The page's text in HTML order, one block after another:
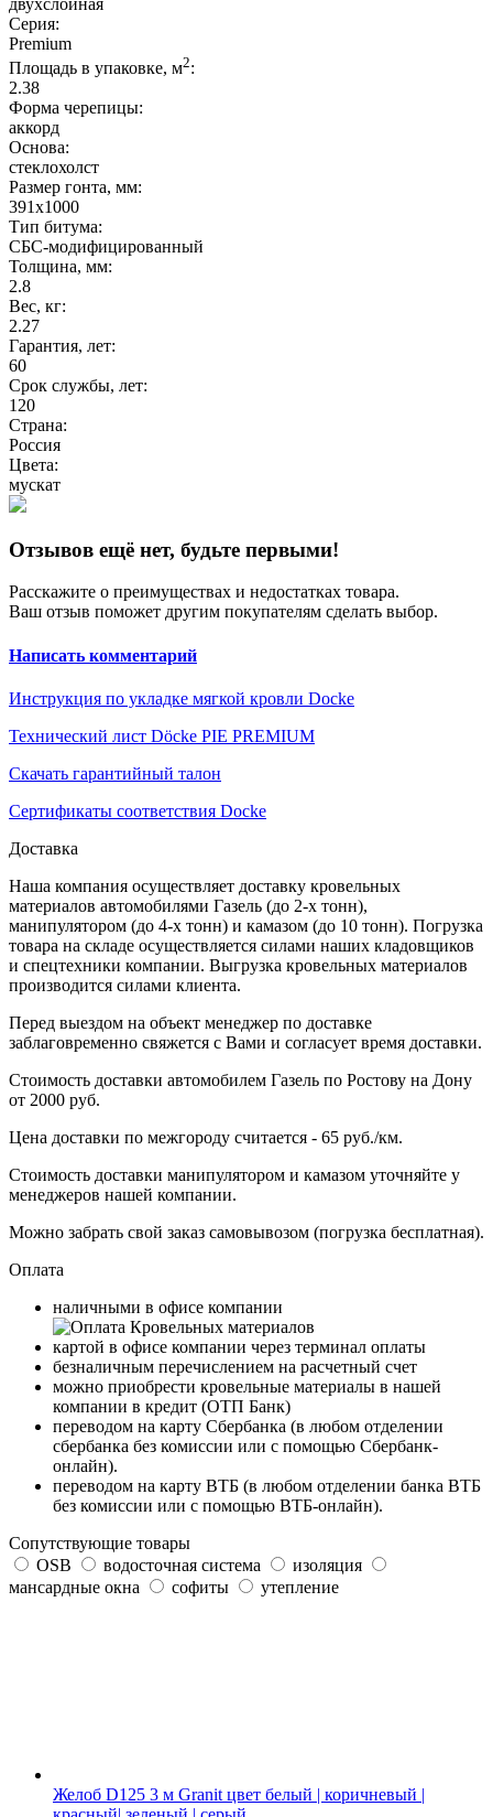
Серия:
Premium
Площадь в упаковке, м2:
2.38
Форма черепицы:
аккорд
Основа:
стеклохолст
Размер гонта, мм:
391x1000
Тип битума:
СБС-модифицированный
Толщина, мм:
2.8
Вес, кг:
2.27
Гарантия, лет:
60
Срок службы, лет:
120
Страна:
Россия
Цвета:
мускат
Отзывов ещё нет, будьте первыми!
Расскажите о преимуществах и недостатках товара.
Ваш отзыв поможет другим покупателям сделать выбор.
Написать комментарий
Инструкция по укладке мягкой кровли Docke
Технический лист Döcke PIE PREMIUM
Скачать гарантийный талон
Сертификаты соответствия Docke
Доставка
Наша компания осуществляет доставку кровельных
материалов автомобилями Газель (до 2-х тонн),
манипулятором (до 4-х тонн) и камазом (до 10 тонн). Погрузка
товара на складе осуществляется силами наших кладовщиков
и спецтехники компании. Выгрузка кровельных материалов
производится силами клиента.
Перед выездом на объект менеджер по доставке
заблаговременно свяжется с Вами и согласует время доставки.
Стоимость доставки автомобилем Газель по Ростову на Дону
от 2000 руб.
Цена доставки по межгороду считается - 65 руб./км.
Стоимость доставки манипулятором и камазом уточняйте у
менеджеров нашей компании.
Можно забрать свой заказ самовывозом (погрузка бесплатная).
Оплата
наличными в офисе компании
картой в офисе компании через терминал оплаты
безналичным перечислением на расчетный счет
можно приобрести кровельные материалы в нашей
компании в кредит (ОТП Банк)
переводом на карту Сбербанка (в любом отделении
сбербанка без комиссии или с помощью Сбербанк-
онлайн).
переводом на карту ВТБ (в любом отделении банка ВТБ
без комиссии или с помощью ВТБ-онлайн).
Сопутствующие товары
OSB
водосточная система
изоляция
мансардные окна
софиты утепление
Желоб D125 3 м Granit цвет белый | коричневый |